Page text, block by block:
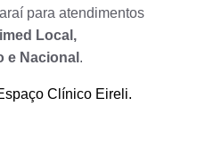
para atendimentos
Local,
e Nacional .
Clínico Eireli.